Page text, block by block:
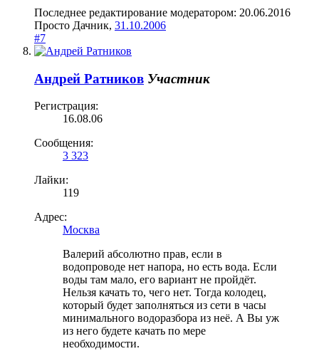
Последнее редактирование модератором: 20.06.2016
Просто Дачник, 31.10.2006
#7
Андрей Ратников Участник
Регистрация:
16.08.06
Сообщения:
3 323
Лайки:
119
Адрес:
Москва
Валерий абсолютно прав, если в
водопроводе нет напора, но есть вода. Если
воды там мало, его вариант не пройдёт.
Нельзя качать то, чего нет. Тогда колодец,
который будет заполняться из сети в часы
минимального водоразбора из неё. А Вы уж
из него будете качать по мере
необходимости.